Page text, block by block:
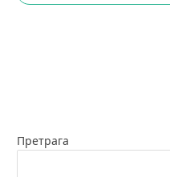
Претрага